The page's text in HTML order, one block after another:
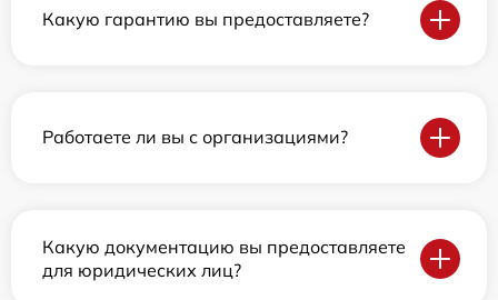
Какую гарантию вы предоставляете?
Работаете ли вы с организациями?
Какую документацию вы предоставляете
для юридических лиц?